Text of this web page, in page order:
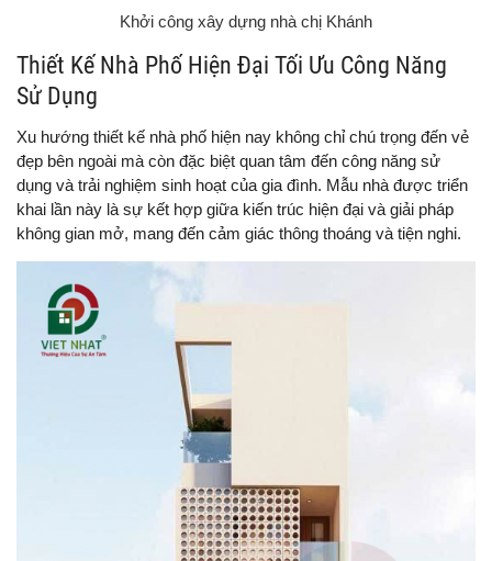
Khởi công xây dựng nhà chị Khánh
Thiết Kế Nhà Phố Hiện Đại Tối Ưu Công Năng
Sử Dụng
Xu hướng thiết kế nhà phố hiện nay không chỉ chú trọng đến vẻ
đẹp bên ngoài mà còn đặc biệt quan tâm đến công năng sử
dụng và trải nghiệm sinh hoạt của gia đình. Mẫu nhà được triển
khai lần này là sự kết hợp giữa kiến trúc hiện đại và giải pháp
không gian mở, mang đến cảm giác thông thoáng và tiện nghi.